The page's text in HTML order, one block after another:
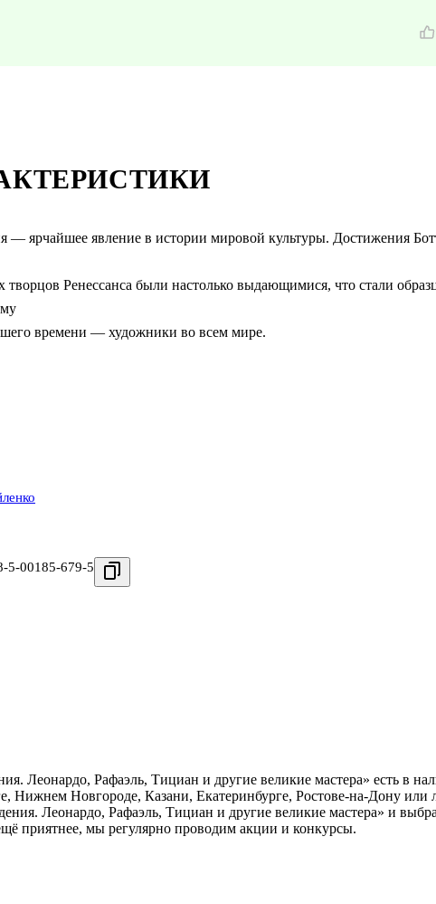
— ярчайшее явление в истории мировой культуры. Достижения
Ренессанса были настолько выдающимися, что стали
времени — художники во всем мире.
5-00185-679-5
Леонардо, Рафаэль, Тициан и другие великие мастера» есть в
Нижнем Новгороде, Казани, Екатеринбурге, Ростове-на-Дону
Леонардо, Рафаэль, Тициан и другие великие мастера» и
приятнее, мы регулярно проводим акции и конкурсы.